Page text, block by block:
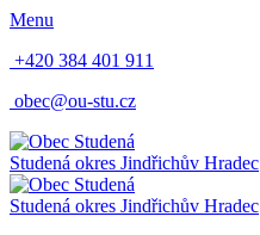
Menu
+420 384 401 911
obec@ou-stu.cz
Studená okres Jindřichův Hradec
Studená okres Jindřichův Hradec